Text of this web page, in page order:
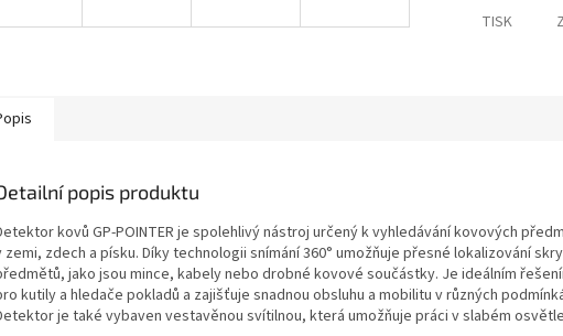
TISK
popis produktu
kovů GP-POINTER je spolehlivý nástroj určený k vyhledávání kovových
zemi, zdech a písku. Díky technologii snímání 360° umožňuje přesné lokalizování
jako jsou mince, kabely nebo drobné kovové součástky. Je ideálním
kutily a hledače pokladů a zajišťuje snadnou obsluhu a mobilitu v různých
je také vybaven vestavěnou svítilnou, která umožňuje práci v slabém